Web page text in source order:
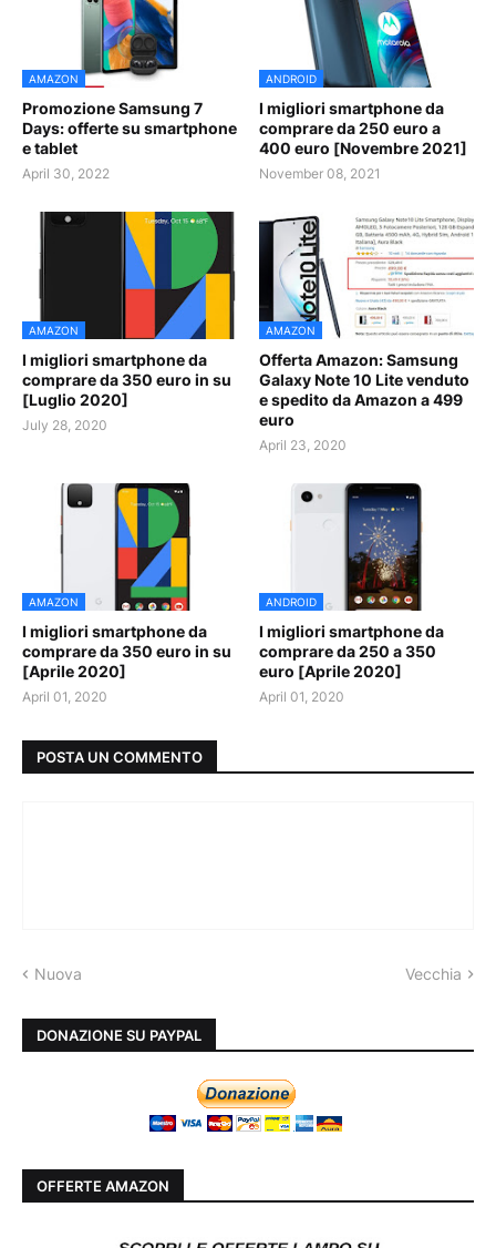
AMAZON
Promozione Samsung 7
Days: offerte su smartphone
e tablet
April 30, 2022
ANDROID
I migliori smartphone da
comprare da 250 euro a
400 euro [Novembre 2021]
November 08, 2021
AMAZON
I migliori smartphone da
comprare da 350 euro in su
[Luglio 2020]
July 28, 2020
AMAZON
Offerta Amazon: Samsung
Galaxy Note 10 Lite venduto
e spedito da Amazon a 499
euro
April 23, 2020
AMAZON
I migliori smartphone da
comprare da 350 euro in su
[Aprile 2020]
April 01, 2020
ANDROID
I migliori smartphone da
comprare da 250 a 350
euro [Aprile 2020]
April 01, 2020
POSTA UN COMMENTO
Nuova Vecchia
DONAZIONE SU PAYPAL
OFFERTE AMAZON